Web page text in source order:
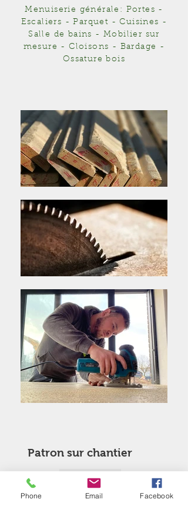
Menuiserie générale: Portes -
Escaliers - Parquet - Cuisines -
Salle de bains - Mobilier sur
mesure - Cloisons - Bardage -
Ossature bois
Patron sur chantier
Matériaux de Qualité
Phone Email Facebook